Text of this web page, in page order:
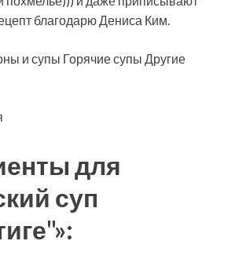
благодарю Дениса Ким.
и супы Горячие супы Другие
для
суп